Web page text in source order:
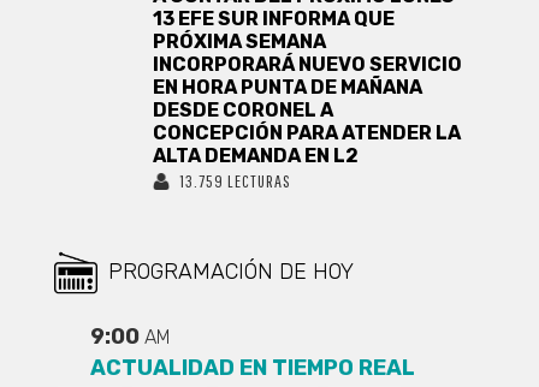
13 EFE SUR INFORMA QUE
PRÓXIMA SEMANA
INCORPORARÁ NUEVO SERVICIO
EN HORA PUNTA DE MAÑANA
DESDE CORONEL A
CONCEPCIÓN PARA ATENDER LA
ALTA DEMANDA EN L2
13.759 LECTURAS
PROGRAMACIÓN DE HOY
9:00 AM
ACTUALIDAD EN TIEMPO REAL